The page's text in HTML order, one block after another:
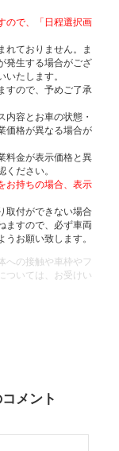
ので、「日程選択画
れておりません。ま
発生する場合がござ
たします。
すので、予めご了承
容とお車の状態・
価格が異なる場合が
料金が表示価格と異
ださい。
お持ちの場合、表示
取付ができない場合
ますので、必ず車両
お願い致します。
への接触や車枠やフ
ついては、お受けい
メント